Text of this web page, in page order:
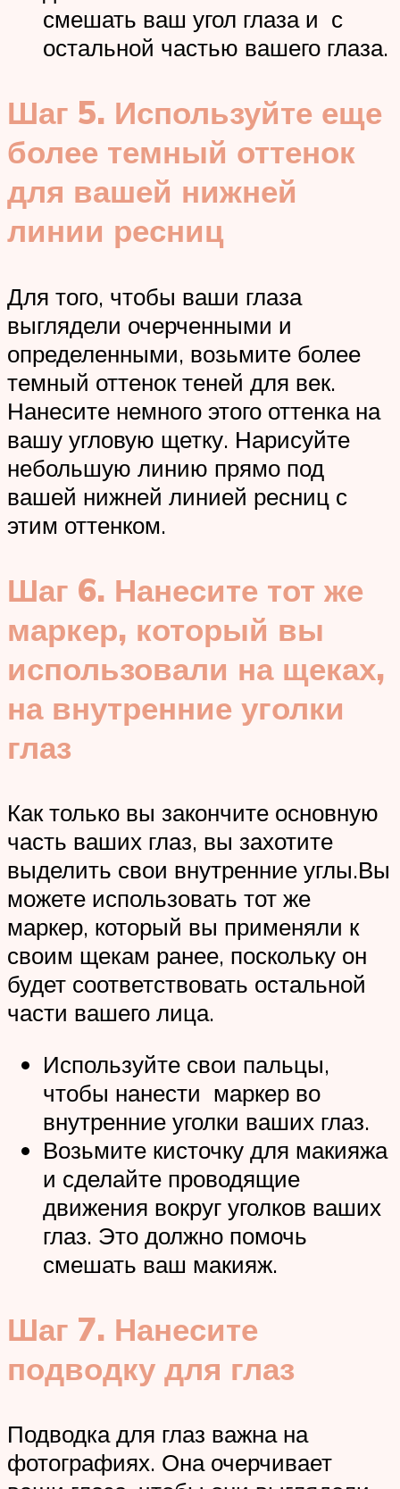
смешать ваш угол глаза и с
остальной частью вашего глаза.
Шаг 5. Используйте еще
более темный оттенок
для вашей нижней
линии ресниц
Для того, чтобы ваши глаза
выглядели очерченными и
определенными, возьмите более
темный оттенок теней для век.
Нанесите немного этого оттенка на
вашу угловую щетку. Нарисуйте
небольшую линию прямо под
вашей нижней линией ресниц с
этим оттенком.
Шаг 6. Нанесите тот же
маркер, который вы
использовали на щеках,
на внутренние уголки
глаз
Как только вы закончите основную
часть ваших глаз, вы захотите
выделить свои внутренние углы.Вы
можете использовать тот же
маркер, который вы применяли к
своим щекам ранее, поскольку он
будет соответствовать остальной
части вашего лица.
Используйте свои пальцы,
чтобы нанести маркер во
внутренние уголки ваших глаз.
Возьмите кисточку для макияжа
и сделайте проводящие
движения вокруг уголков ваших
глаз. Это должно помочь
смешать ваш макияж.
Шаг 7. Нанесите
подводку для глаз
Подводка для глаз важна на
фотографиях. Она очерчивает